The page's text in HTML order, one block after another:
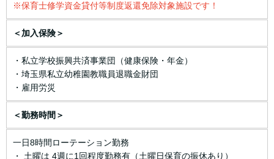
※保育士修学資金貸付等制度返還免除対象施設です！
＜加入保険＞
・私立学校振興共済事業団（健康保険・年金）
・埼玉県私立幼稚園教職員退職金財団
・雇用労災
＜勤務時間＞
一日8時間ローテーション勤務
・ 土曜は 4週に1回程度勤務有（土曜日保育の振休あり）